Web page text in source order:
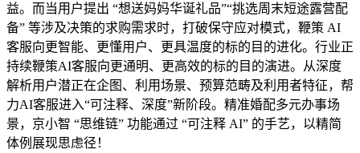
益。而当用户提出 “想送妈妈华诞礼品”“挑选周末短途露营配
备” 等涉及决策的求购需求时，打破保守应对模式，鞭策 AI
客服向更智能、更懂用户、更具温度的标的目的进化。行业正
持续鞭策AI客服向更通明、更高效的标的目的演进。从深度
解析用户潜正在企图、利用场景、预算范畴及利用者特征，帮
力AI客服进入“可注释、深度”新阶段。精准婚配多元办事场
景，京小智 “思维链” 功能通过 “可注释 AI” 的手艺，以精简
体例展现思虑径！